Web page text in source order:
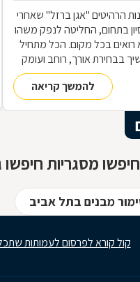
הרהיטים ''אגן ברזל'' שאחרי
בתחום, החליטה לנפק משהו
בכל מקום. הכל מתחיל
בבחירת אורך, רוחב ועומק
ממשיך בייצור מקורי ממיטב
ומסתיים ביצירת הפתרון
ביותר עבורכם
להמשך קריאה
מסגריות חיפשו
מבנים בתל אביב
קול קורא לפרסום לעמותות